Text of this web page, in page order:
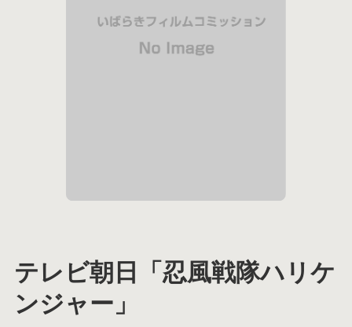
テレビ朝日「忍風戦隊ハリケ
ンジャー」